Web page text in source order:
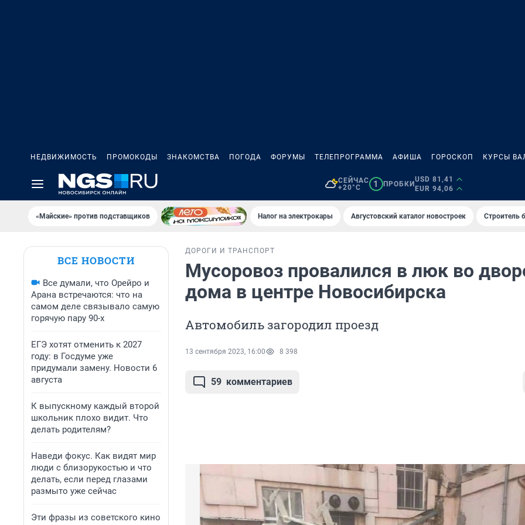
НЕДВИЖИМОСТЬ ПРОМОКОДЫ ЗНАКОМСТВА ПОГОДА ФОРУМЫ ТЕЛЕПРОГРАММА АФИША ГОРОСКОП КУРСЫ
СЕЙЧАС
+20°C
1 ПРОБКИ
USD 81,41
EUR 94,06
«Майские» против подставщиков Налог на электрокары Августовский каталог новостроек Строитель
ВСЕ НОВОСТИ
Все думали, что Орейро и
Арана встречаются: что на
самом деле связывало самую
горячую пару 90-х
ЕГЭ хотят отменить к 2027
году: в Госдуме уже
придумали замену. Новости 6
августа
К выпускному каждый второй
школьник плохо видит. Что
делать родителям?
Наведи фокус. Как видят мир
люди с близорукостью и что
делать, если перед глазами
размыто уже сейчас
Эти фразы из советского кино
ДОРОГИ И ТРАНСПОРТ
Мусоровоз провалился в люк во
дома в центре Новосибирска
Автомобиль загородил проезд
13 сентября 2023, 16:00 8 398
59 комментариев